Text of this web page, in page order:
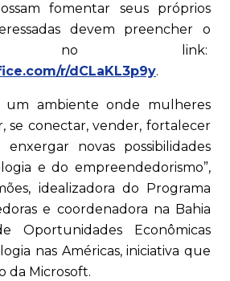
fomentar seus próprios
devem preencher o
no link:
r/dCLaKL3p9y.
um ambiente onde mulheres
se conectar, vender, fortalecer
novas possibilidades
e do empreendedorismo”,
idealizadora do Programa
e coordenadora na Bahia
Oportunidades Econômicas
nas Américas, iniciativa que
da Microsoft.